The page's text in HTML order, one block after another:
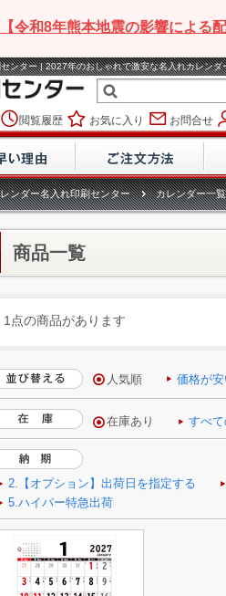
【令和8年熊本地震の影響による
ンター | 2027年のおしゃれで激安な名入れカレンダ
閲覧履歴 お気に入り お問合せ
ンダー名入れ印刷センター カレンダー一覧
商品一覧
1点の商品があります
人気順 価格が